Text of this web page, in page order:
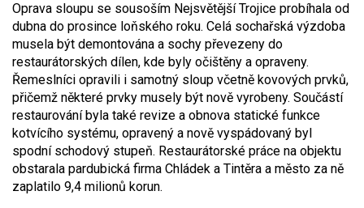
Oprava sloupu se sousoším Nejsvětější Trojice probíhala od
dubna do prosince loňského roku. Celá sochařská výzdoba
musela být demontována a sochy převezeny do
restaurátorských dílen, kde byly očištěny a opraveny.
Řemeslníci opravili i samotný sloup včetně kovových prvků,
přičemž některé prvky musely být nově vyrobeny. Součástí
restaurování byla také revize a obnova statické funkce
kotvícího systému, opravený a nově vyspádovaný byl
spodní schodový stupeň. Restaurátorské práce na objektu
obstarala pardubická firma Chládek a Tintěra a město za ně
zaplatilo 9,4 milionů korun.